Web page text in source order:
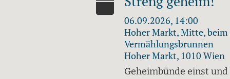
06.09.2026, 14:00
Hoher Markt, Mitte, beim
Vermählungsbrunnen
Hoher Markt, 1010 Wien
Geheimbünde einst und